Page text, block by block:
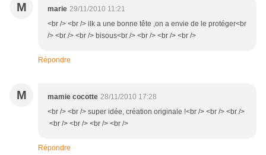
M marie 29/11/2010 11:21
<br /> <br /> ilk a une bonne tête ,on a envie de le protéger<br
/> <br /> <br /> bisous<br /> <br /> <br /> <br />
Répondre
M mamie cocotte 28/11/2010 17:28
<br /> <br /> super idée, création originale !<br /> <br /> <br />
<br /> <br /> <br /> <br />
Répondre